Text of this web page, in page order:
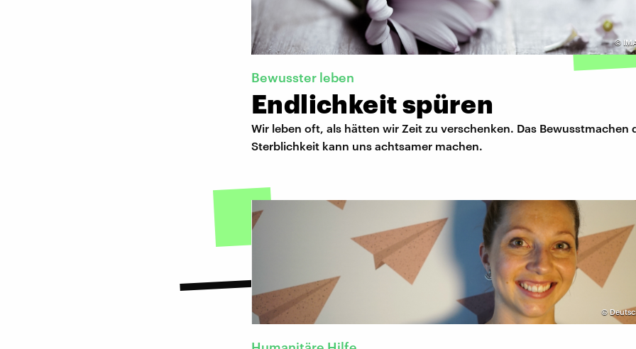
©
Bewusster leben
Endlichkeit spüren
Wir leben oft, als hätten wir Zeit zu verschenken. Das Bewusstmachen
Sterblichkeit kann uns achtsamer machen.
©